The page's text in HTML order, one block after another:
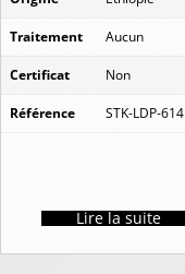
Traitement Aucun
Certificat Non
Référence STK-LDP-614
Lire la suite